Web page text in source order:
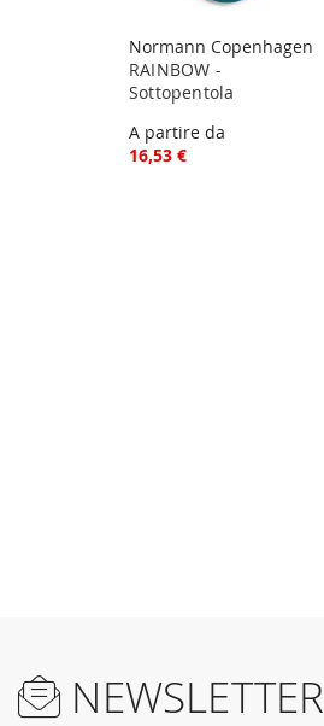
Normann Copenhagen
RAINBOW -
Sottopentola
A partire da
16,53 €
NEWSLETTER